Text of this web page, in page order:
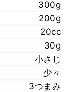
300g
200g
20cc
30g
小さじ
少々
3つまみ